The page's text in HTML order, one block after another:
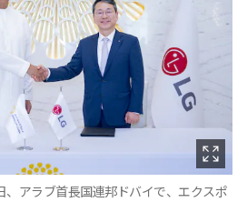
、アラブ首長国連邦ドバイで、エクスポ